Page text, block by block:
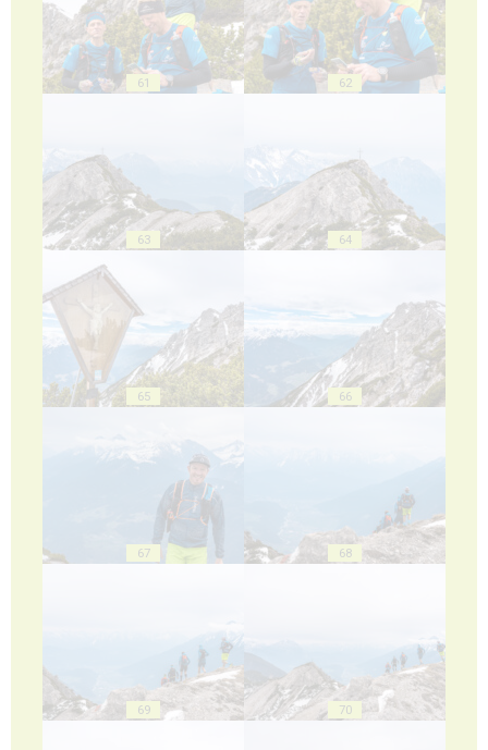
61 62
63 64
65 66
67 68
69 70